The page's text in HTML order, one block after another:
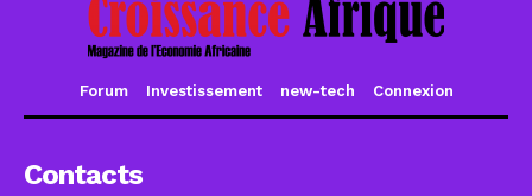
Forum Investissement new-tech Connexion
Contacts